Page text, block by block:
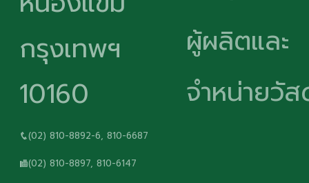
กรุงเทพฯ
10160
(02) 810-8892-6, 810-6687
(02) 810-8897, 810-6147
ผู้ผลิตและ
จำหน่ายวั